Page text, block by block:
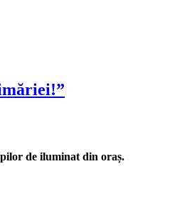
de iluminat din oraș.